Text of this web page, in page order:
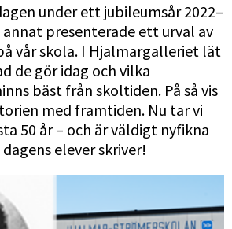
under ett jubileumsår 2022–
annat presenterade ett urval av
vår skola. I Hjalmargalleriet lät
de gör idag och vilka
bäst från skoltiden. På så vis
med framtiden. Nu tar vi
50 år – och är väldigt nyfikna
elever skriver!